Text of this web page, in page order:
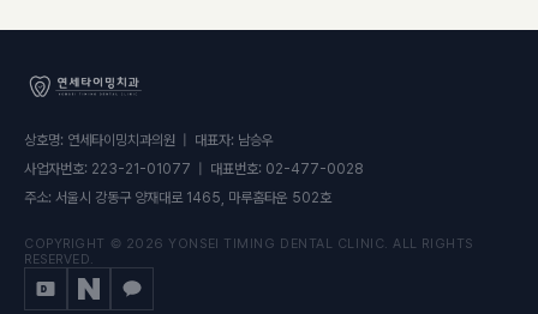
상호명: 연세타이밍치과의원 | 대표자: 남승우
사업자번호: 223-21-01077 | 대표번호: 02-477-0028
주소: 서울시 강동구 양재대로 1465, 마루홈타운 502호
COPYRIGHT © 2026 YONSEI TIMING DENTAL CLINIC. ALL RIGHTS
RESERVED.